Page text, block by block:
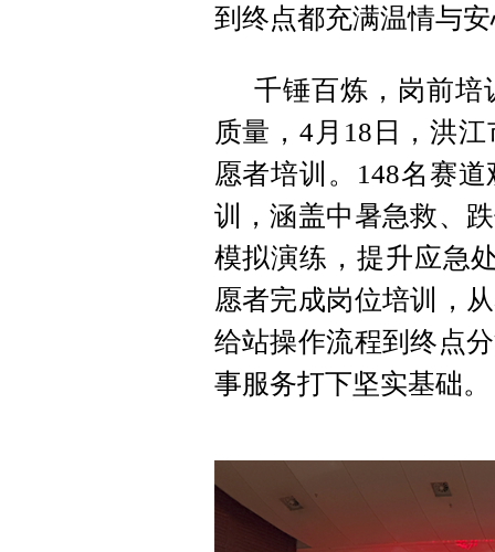
到终点都充满温情与
千锤百炼，岗前培
质量，4月18日，洪
愿者培训。148名赛
训，涵盖中暑急救、
模拟演练，提升应急
愿者完成岗位培训，
给站操作流程到终点
事服务打下坚实基础。